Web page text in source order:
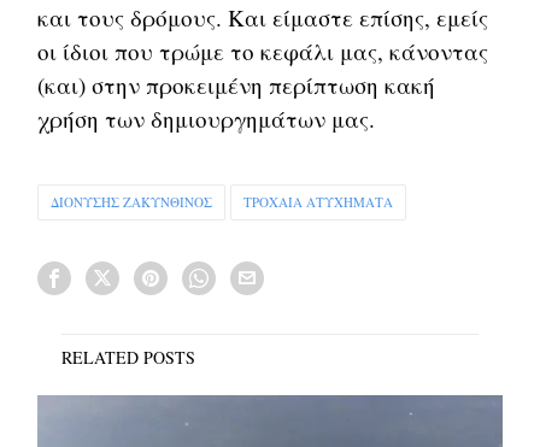
και τους δρόμους. Και είμαστε επίσης, εμείς
οι ίδιοι που τρώμε το κεφάλι μας, κάνοντας
(και) στην προκειμένη περίπτωση κακή
χρήση των δημιουργημάτων μας.
ΔΙΟΝΥΣΗΣ ΖΑΚΥΝΘΙΝΟΣ ΤΡΟΧΑΙΑ ΑΤΥΧΗΜΑΤΑ
RELATED POSTS